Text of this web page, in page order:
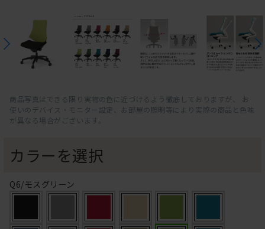
商品写真はできる限り実物の色に近づけるよう徹底しておりますが、 お
使いのデバイス・モニター設定、お部屋の照明等により実際の商品と色味
が異なる場合がございます。
カラーを選択
Q6/モスグリーン